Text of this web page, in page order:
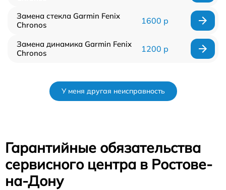
Замена стекла Garmin Fenix
Chronos
1600 р
Замена динамика Garmin Fenix
Chronos
1200 р
У меня другая неисправность
Гарантийные обязательства
сервисного центра в Ростове-
на-Дону